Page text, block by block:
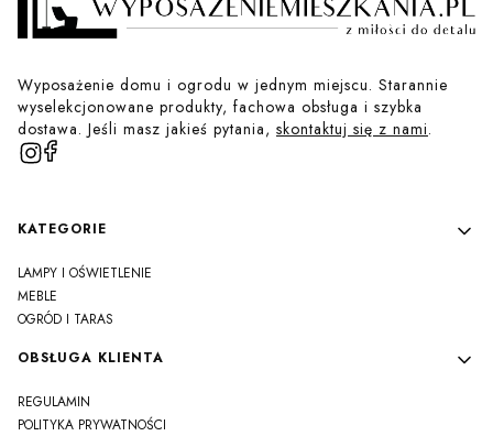
Wyposażenie domu i ogrodu w jednym miejscu. Starannie
wyselekcjonowane produkty, fachowa obsługa i szybka
dostawa. Jeśli masz jakieś pytania, skontaktuj się z nami.
Linki w stopce
KATEGORIE
LAMPY I OŚWIETLENIE
MEBLE
OGRÓD I TARAS
OBSŁUGA KLIENTA
REGULAMIN
POLITYKA PRYWATNOŚCI